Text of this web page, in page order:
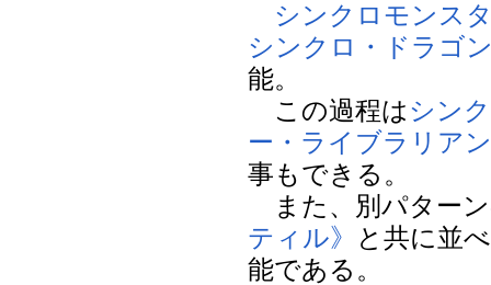
シンクロモンス
シンクロ・ドラゴ
能。
この過程はシン
ー・ライブラリア
事もできる。
また、別パター
ティル》
と共に並
能である。